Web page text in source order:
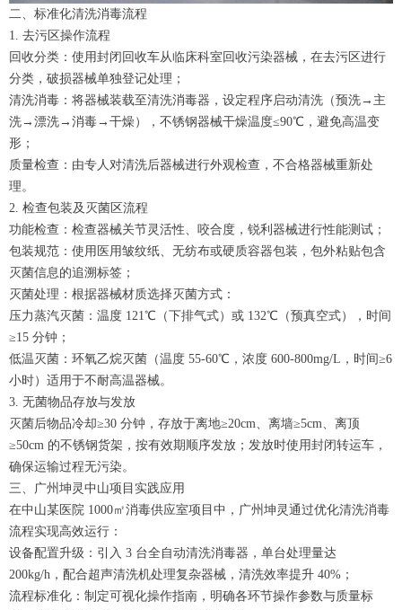
二、标准化清洗消毒流程
1. 去污区操作流程
回收分类：使用封闭回收车从临床科室回收污染器械，在去污区进行
分类，破损器械单独登记处理；
清洗消毒：将器械装载至清洗消毒器，设定程序启动清洗（预洗→主
洗→漂洗→消毒→干燥），不锈钢器械干燥温度≤90℃，避免高温变
形；
质量检查：由专人对清洗后器械进行外观检查，不合格器械重新处
理。
2. 检查包装及灭菌区流程
功能检查：检查器械关节灵活性、咬合度，锐利器械进行性能测试；
包装规范：使用医用皱纹纸、无纺布或硬质容器包装，包外粘贴包含
灭菌信息的追溯标签；
灭菌处理：根据器械材质选择灭菌方式：
压力蒸汽灭菌：温度 121℃（下排气式）或 132℃（预真空式），时间
≥15 分钟；
低温灭菌：环氧乙烷灭菌（温度 55-60℃，浓度 600-800mg/L，时间≥6
小时）适用于不耐高温器械。
3. 无菌物品存放与发放
灭菌后物品冷却≥30 分钟，存放于离地≥20cm、离墙≥5cm、离顶
≥50cm 的不锈钢货架，按有效期顺序发放；发放时使用封闭转运车，
确保运输过程无污染。
三、广州坤灵中山项目实践应用
在中山某医院 1000㎡消毒供应室项目中，广州坤灵通过优化清洗消毒
流程实现高效运行：
设备配置升级：引入 3 台全自动清洗消毒器，单台处理量达
200kg/h，配合超声清洗机处理复杂器械，清洗效率提升 40%；
流程标准化：制定可视化操作指南，明确各环节操作参数与质量标